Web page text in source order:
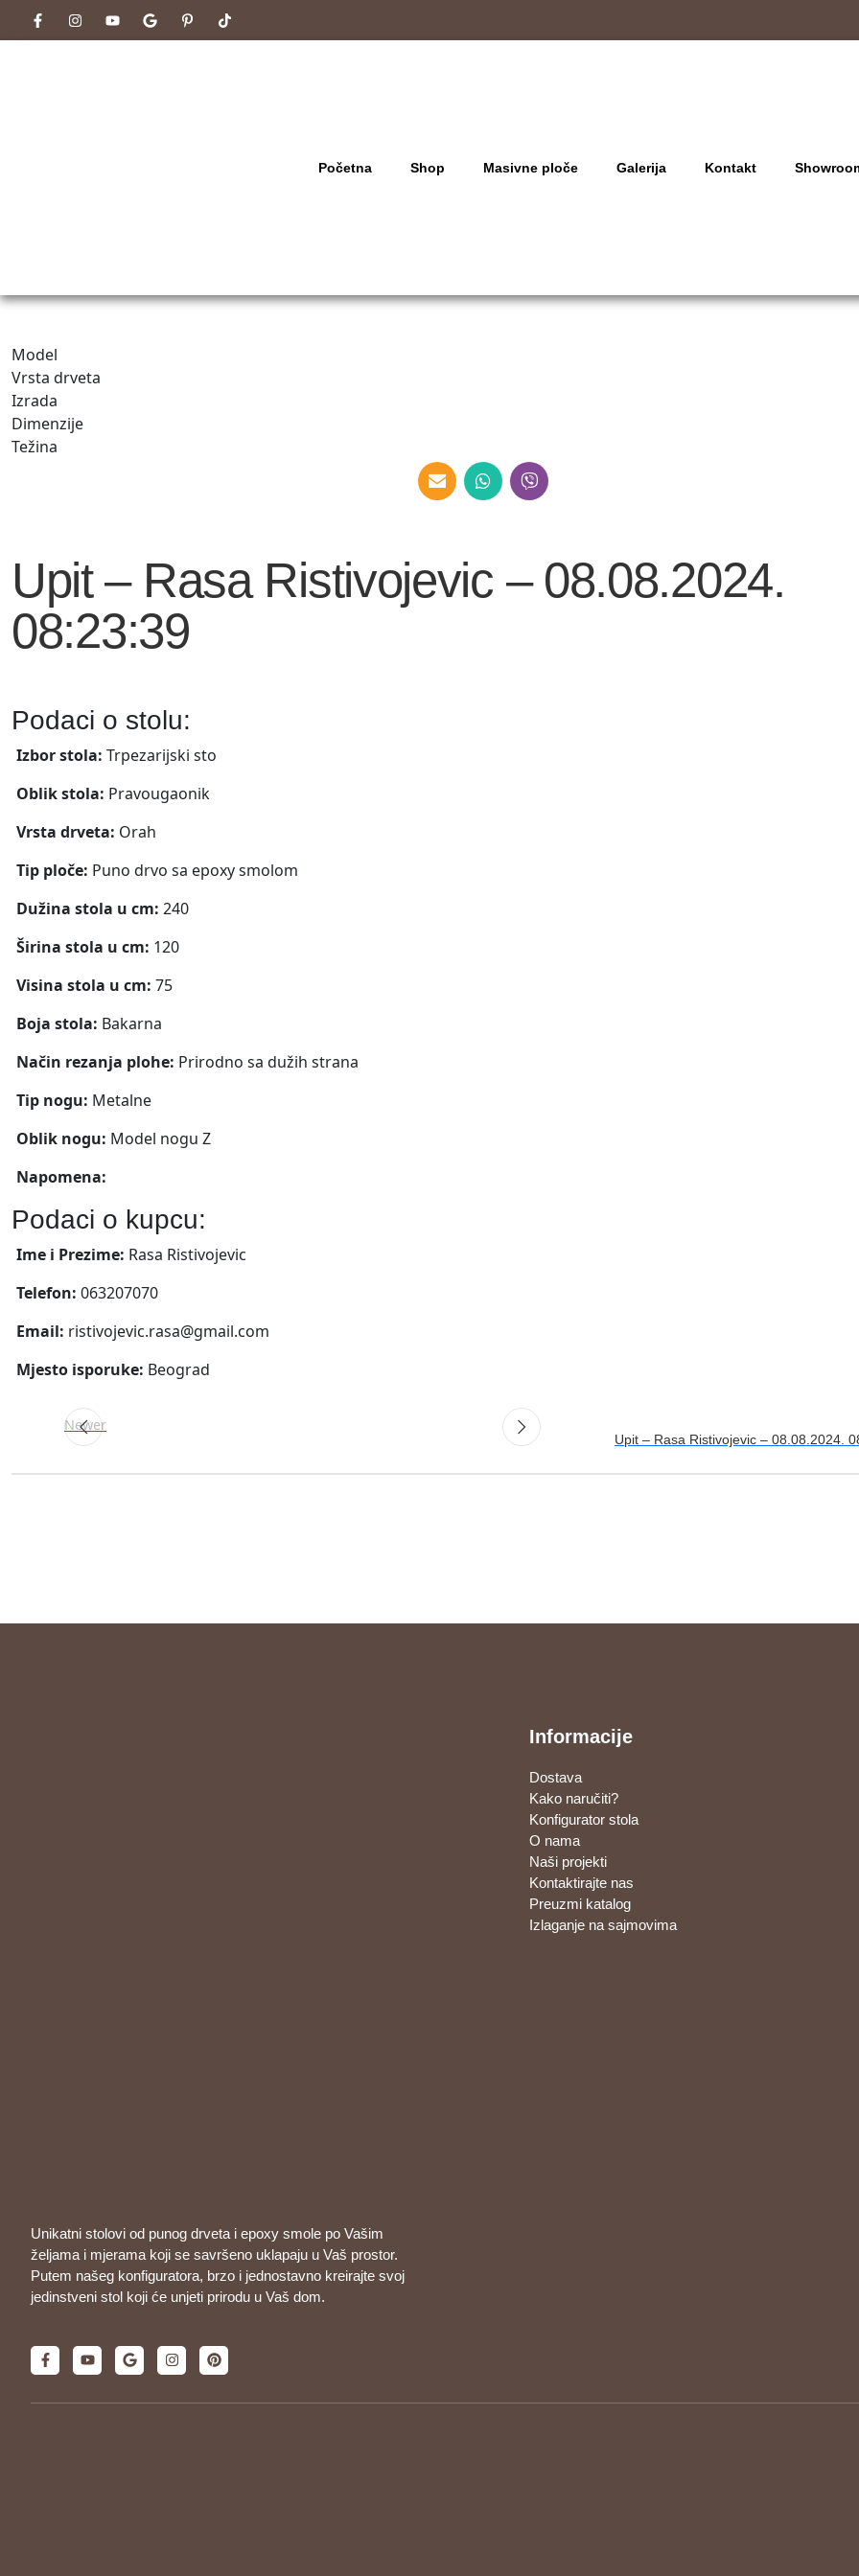
Početna Shop Masivne ploče Galerija Kontakt
Model
Vrsta drveta
Izrada
Dimenzije
Težina
Upit – Rasa Ristivojevic – 08.08.2024.
08:23:39
Podaci o stolu:
Izbor stola: Trpezarijski sto
Oblik stola: Pravougaonik
Vrsta drveta: Orah
Tip ploče: Puno drvo sa epoxy smolom
Dužina stola u cm: 240
Širina stola u cm: 120
Visina stola u cm: 75
Boja stola: Bakarna
Način rezanja plohe: Prirodno sa dužih strana
Tip nogu: Metalne
Oblik nogu: Model nogu Z
Napomena:
Podaci o kupcu:
Ime i Prezime: Rasa Ristivojevic
Telefon: 063207070
Email: ristivojevic.rasa@gmail.com
Mjesto isporuke: Beograd
Newer
Upit – Rasa Ristivojevic – 08.08.2024.
Unikatni stolovi od punog drveta i epoxy smole po Vašim
željama i mjerama koji se savršeno uklapaju u Vaš prostor.
Putem našeg konfiguratora, brzo i jednostavno kreirajte svoj
jedinstveni stol koji će unjeti prirodu u Vaš dom.
Informacije
Dostava
Kako naručiti?
Konfigurator stola
O nama
Naši projekti
Kontaktirajte nas
Preuzmi katalog
Izlaganje na sajmovima